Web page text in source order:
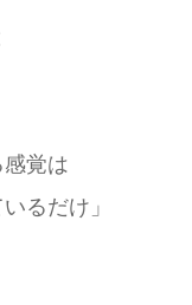
覚は
るだけ」